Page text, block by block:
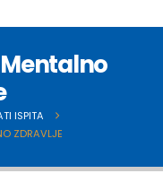
ISPITA
ZDRAVLJE